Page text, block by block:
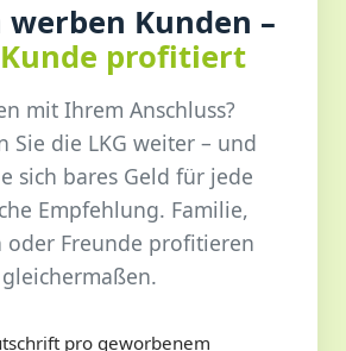
werben Kunden –
profitiert
mit Ihrem Anschluss?
Sie die LKG weiter – und
sich bares Geld für jede
Empfehlung. Familie,
oder Freunde profitieren
gleichermaßen.
pro geworbenem